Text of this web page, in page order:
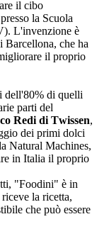
il cibo
la Scuola
L'invenzione è
Barcellona, che ha
il proprio
dell'80% di quelli
parti del
Redi di Twissen,
dei primi dolci
Natural Machines,
in Italia il proprio
"Foodini" è in
la ricetta,
che può essere